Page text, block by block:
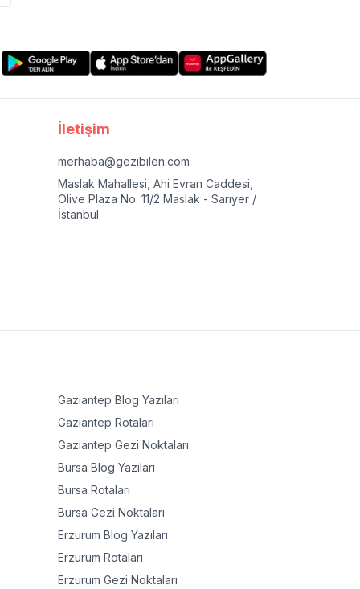
İletişim
merhaba@gezibilen.com
Maslak Mahallesi, Ahi Evran Caddesi,
Olive Plaza No: 11/2 Maslak - Sarıyer /
İstanbul
Gaziantep Blog Yazıları
Gaziantep Rotaları
Gaziantep Gezi Noktaları
Bursa Blog Yazıları
Bursa Rotaları
Bursa Gezi Noktaları
Erzurum Blog Yazıları
Erzurum Rotaları
Erzurum Gezi Noktaları